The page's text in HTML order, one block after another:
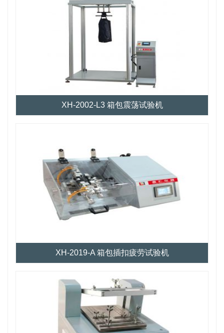
XH-2002-L3 箱包震荡试验机
XH-2019-A 箱包插扣疲劳试验机